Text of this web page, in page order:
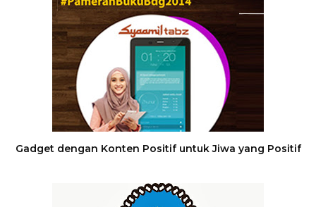
Gadget dengan Konten Positif untuk Jiwa yang Positif